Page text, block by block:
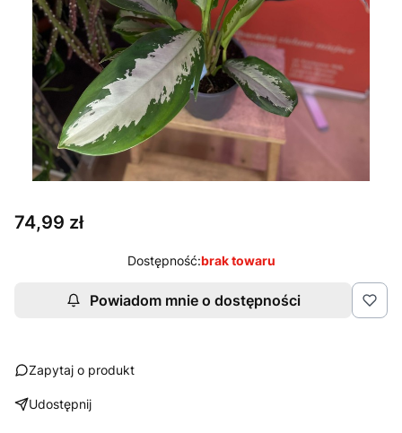
Cena
74,99 zł
Dostępność:brak towaru
Powiadom mnie o dostępności
Zapytaj o produkt
Udostępnij